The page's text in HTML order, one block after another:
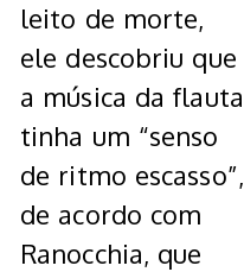
leito de morte,
ele descobriu que
a música da flauta
tinha um “senso
de ritmo escasso”,
de acordo com
Ranocchia, que